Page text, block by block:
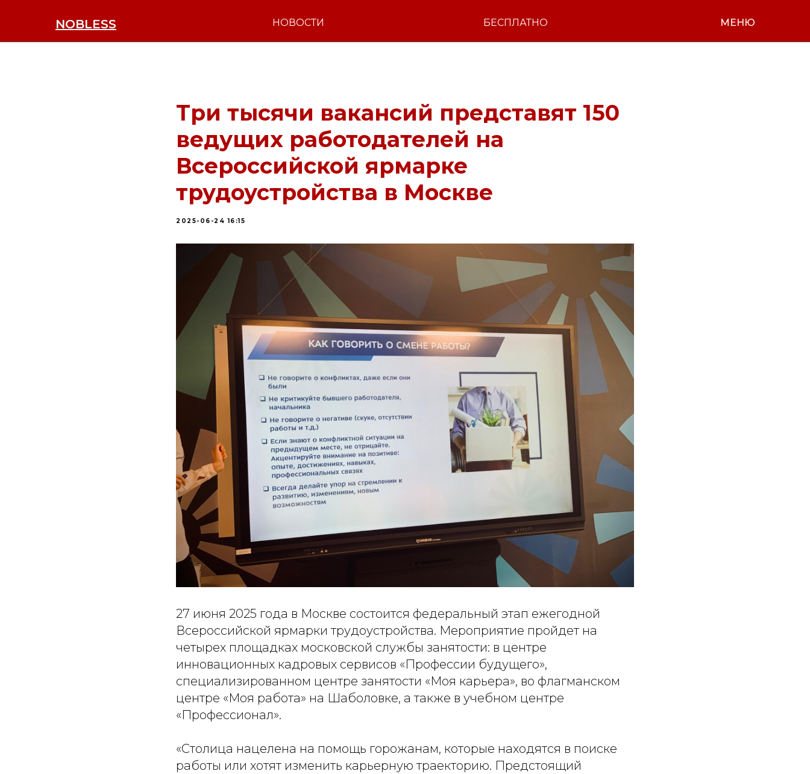
NOBLESS МЕНЮ
НОВОСТИ БЕСПЛАТНО
Три тысячи вакансий представят 150
ведущих работодателей на
Всероссийской ярмарке
трудоустройства в Москве
2025-06-24 16:15
27 июня 2025 года в Москве состоится федеральный этап ежегодной
Всероссийской ярмарки трудоустройства. Мероприятие пройдет на
четырех площадках московской службы занятости: в центре
инновационных кадровых сервисов «Профессии будущего»,
специализированном центре занятости «Моя карьера», во флагманском
центре «Моя работа» на Шаболовке, а также в учебном центре
«Профессионал».
«Столица нацелена на помощь горожанам, которые находятся в поиске
работы или хотят изменить карьерную траекторию. Предстоящий